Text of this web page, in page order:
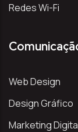
Redes Wi-Fi
Web Design
Design Gráfico
Marketing